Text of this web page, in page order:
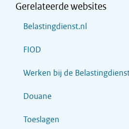
Gerelateerde websites
Belastingdienst.nl
FIOD
Werken bij de
Douane
Toeslagen